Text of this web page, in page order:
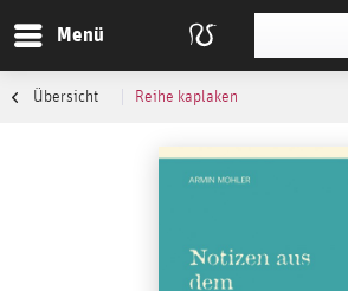
Menü
Übersicht Reihe kaplaken